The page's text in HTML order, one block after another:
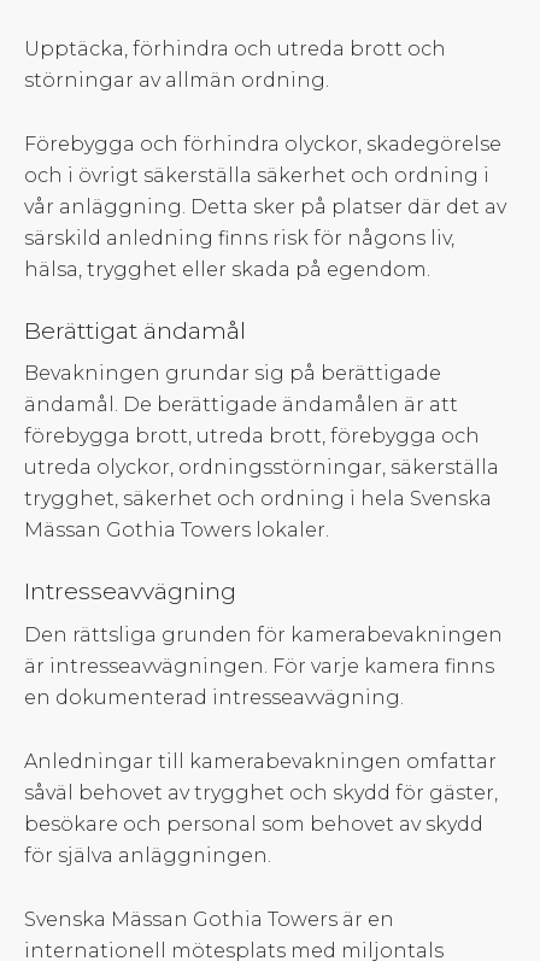
Upptäcka, förhindra och utreda brott och
störningar av allmän ordning.
Förebygga och förhindra olyckor, skadegörelse
och i övrigt säkerställa säkerhet och ordning i
vår anläggning. Detta sker på platser där det av
särskild anledning finns risk för någons liv,
hälsa, trygghet eller skada på egendom.
Berättigat ändamål
Bevakningen grundar sig på berättigade
ändamål. De berättigade ändamålen är att
förebygga brott, utreda brott, förebygga och
utreda olyckor, ordningsstörningar, säkerställa
trygghet, säkerhet och ordning i hela Svenska
Mässan Gothia Towers lokaler.
Intresseavvägning
Den rättsliga grunden för kamerabevakningen
är intresseavvägningen. För varje kamera finns
en dokumenterad intresseavvägning.
Anledningar till kamerabevakningen omfattar
såväl behovet av trygghet och skydd för gäster,
besökare och personal som behovet av skydd
för själva anläggningen.
Svenska Mässan Gothia Towers är en
internationell mötesplats med miljontals